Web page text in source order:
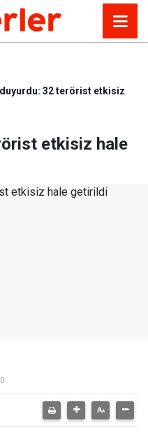
duyurdu: 32 terörist etkisiz
etkisiz hale